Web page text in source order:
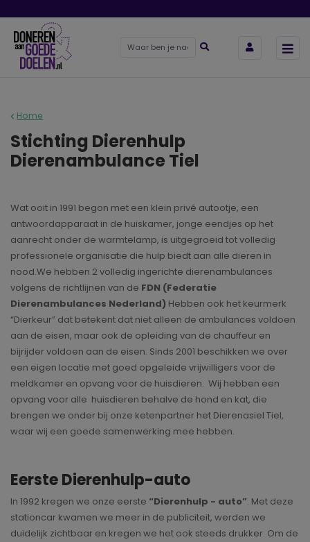
Home
Stichting Dierenhulp
Dierenambulance Tiel
Wat ooit in 1991 begon met een klein privé autootje, een
antwoordapparaat in de huiskamer, jonge eendjes op het
aanrecht onder de warmtelamp, is uitgegroeid tot volledig
professionele organisatie die hulp biedt aan alle dieren in
nood.We hebben 2 volledig ingerichte dierenambulances
volgens de richtlijnen van de FDN (Federatie
Dierenambulances Nederland) Hebben ook het keurmerk
“Dierkeur” dat betekent dat niet alleen de ambulances voldoen
aan de eisen, maar ook de opleiding van de chauffeur en
bijrijder voldoen aan de eisen. Sinds 2001 beschikken we over
een eigen locatie met goed opgeleide vrijwilligers voor de
meldkamer en opvang voor de huisdieren. Wij hebben een
opvang voor alle huisdieren behalve de hond en kat, die
brengen we onder bij onze ketenpartner het Dierenasiel Tiel,
waar wij een goede samenwerking mee hebben.
Eerste Dierenhulp-auto
In 1992 kregen we onze eerste “Dierenhulp - auto”. Met deze
stationcar kwamen we meer in de publiciteit, werden we
duidelijk zichtbaar en kregen we het ook steeds drukker. Om de